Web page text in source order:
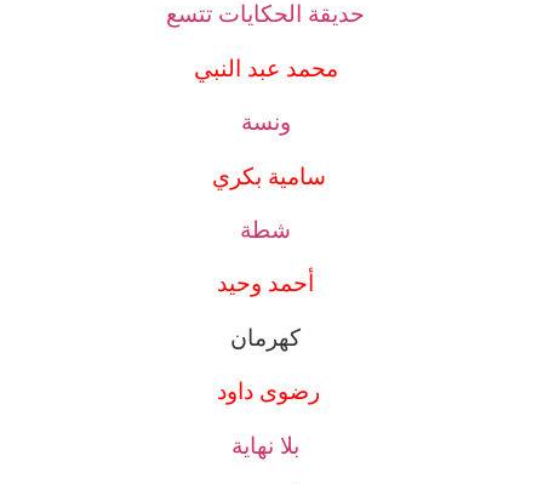
حديقة الحكايات تتسع
محمد عبد النبي
ونسة
سامية بكري
شطة
أحمد وحيد
كهرمان
رضوى داود
بلا نهاية